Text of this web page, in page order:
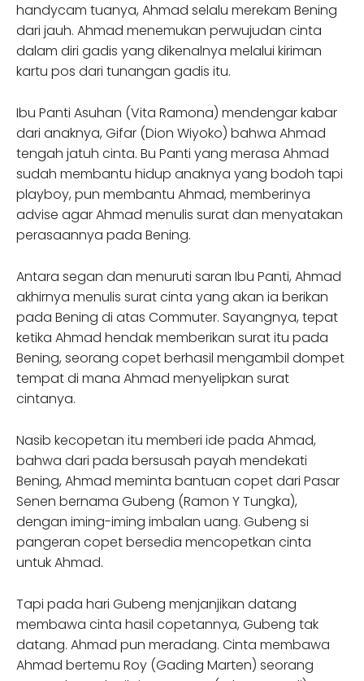
handycam tuanya, Ahmad selalu merekam Bening
dari jauh. Ahmad menemukan perwujudan cinta
dalam diri gadis yang dikenalnya melalui kiriman
kartu pos dari tunangan gadis itu.
Ibu Panti Asuhan (Vita Ramona) mendengar kabar
dari anaknya, Gifar (Dion Wiyoko) bahwa Ahmad
tengah jatuh cinta. Bu Panti yang merasa Ahmad
sudah membantu hidup anaknya yang bodoh tapi
playboy, pun membantu Ahmad, memberinya
advise agar Ahmad menulis surat dan menyatakan
perasaannya pada Bening.
Antara segan dan menuruti saran Ibu Panti, Ahmad
akhirnya menulis surat cinta yang akan ia berikan
pada Bening di atas Commuter. Sayangnya, tepat
ketika Ahmad hendak memberikan surat itu pada
Bening, seorang copet berhasil mengambil dompet
tempat di mana Ahmad menyelipkan surat
cintanya.
Nasib kecopetan itu memberi ide pada Ahmad,
bahwa dari pada bersusah payah mendekati
Bening, Ahmad meminta bantuan copet dari Pasar
Senen bernama Gubeng (Ramon Y Tungka),
dengan iming-iming imbalan uang. Gubeng si
pangeran copet bersedia mencopetkan cinta
untuk Ahmad.
Tapi pada hari Gubeng menjanjikan datang
membawa cinta hasil copetannya, Gubeng tak
datang. Ahmad pun meradang. Cinta membawa
Ahmad bertemu Roy (Gading Marten) seorang